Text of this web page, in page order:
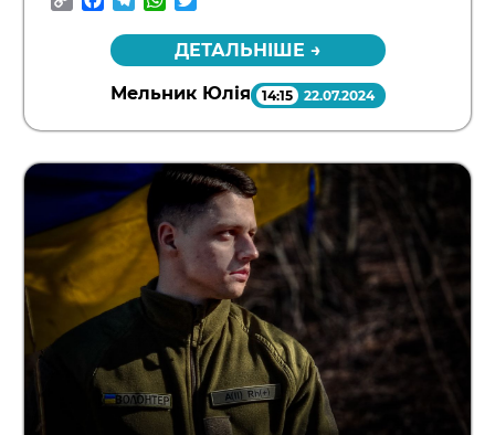
ДЕТАЛЬНІШЕ →
Мельник Юлія 14:15 22.07.2024